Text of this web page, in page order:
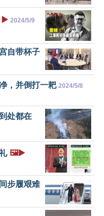
▶️ 2024/5/9
自带杯子
，并倒打一耙 2024/5/8
处都在
🖼️▶️
步履艰难